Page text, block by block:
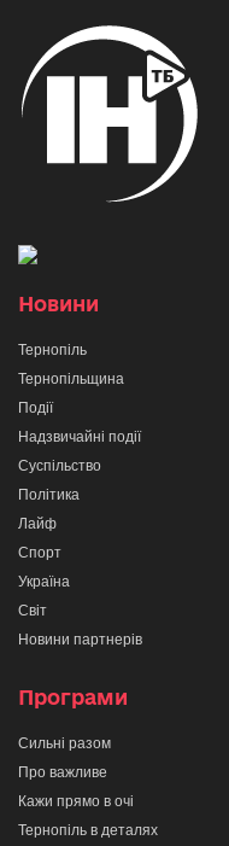
Новини
Тернопіль
Тернопільщина
Події
Надзвичайні події
Суспільство
Політика
Лайф
Спорт
Україна
Світ
Новини партнерів
Програми
Сильні разом
Про важливе
Кажи прямо в очі
Тернопіль в деталях